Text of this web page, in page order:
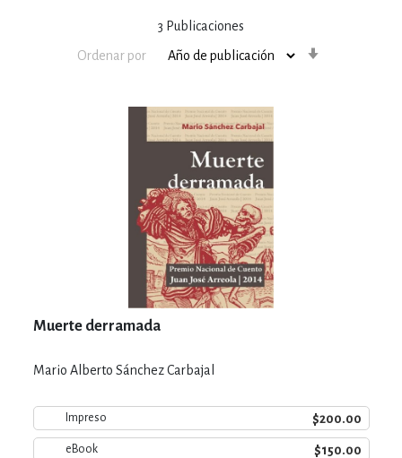
3 Publicaciones
Ordenar por
Muerte derramada
Mario Alberto Sánchez Carbajal
Impreso $200.00
eBook $150.00